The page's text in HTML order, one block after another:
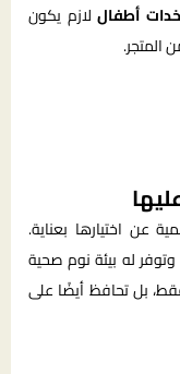
أطفاللازم يكون
عن اختيارها بعناية.
له بيئة نوم صحية
بل تحافظ أيضًا على